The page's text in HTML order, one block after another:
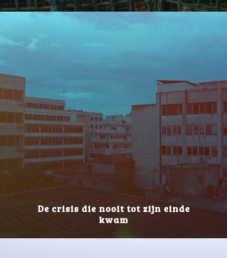
De crisis die nooit tot zijn einde
kwam